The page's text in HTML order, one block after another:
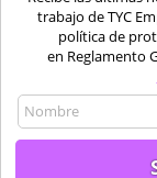
Los
Gladys Toribio
trabajo de TYC
política de
en Reglamento